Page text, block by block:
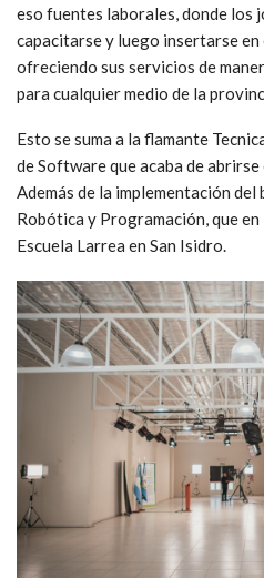
eso fuentes laborales, donde los
capacitarse y luego insertarse en
ofreciendo sus servicios de
para cualquier medio de la
Esto se suma a la flamante
de Software que acaba de abrirse
Además de la implementación
Robótica y Programación, que
Escuela Larrea en San Isidro.